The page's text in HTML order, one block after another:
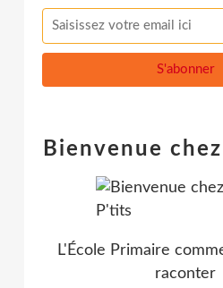
Bienvenue
L'École Primaire
raconter